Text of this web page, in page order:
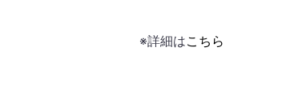
※詳細はこちら